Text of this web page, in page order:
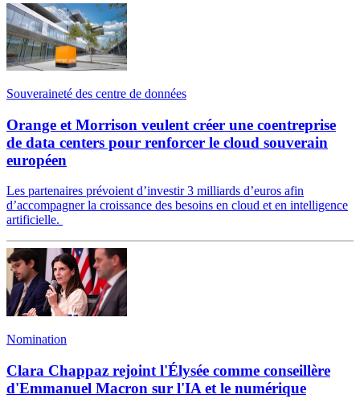
Souveraineté des centre de données
Orange et Morrison veulent créer une coentreprise
de data centers pour renforcer le cloud souverain
européen
Les partenaires prévoient d’investir 3 milliards d’euros afin
d’accompagner la croissance des besoins en cloud et en intelligence
artificielle.
Nomination
Clara Chappaz rejoint l'Élysée comme conseillère
d'Emmanuel Macron sur l'IA et le numérique